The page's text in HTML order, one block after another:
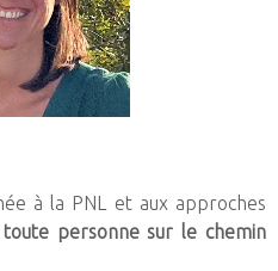
à la PNL et aux approches
toute personne sur le chemin